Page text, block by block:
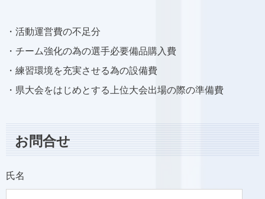
・活動運営費の不足分
・チーム強化の為の選手必要備品購入費
・練習環境を充実させる為の設備費
・県大会をはじめとする上位大会出場の際の準備費​​
お問合せ
氏名